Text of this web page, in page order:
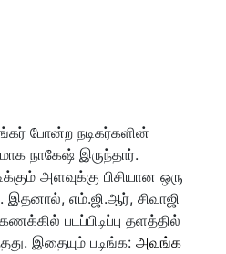
போன்ற நடிகர்களின்
நாகேஷ் இருந்தார்.
அளவுக்கு பிசியான ஒரு
இதனால், எம்.ஜி.ஆர், சிவாஜி
படப்பிடிப்பு தளத்தில்
இதையும் படிங்க: அவங்க